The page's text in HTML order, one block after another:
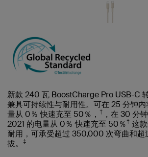
新款 240 瓦 BoostCharge Pro USB-C
兼具可持续性与耐用性。可在 25 分钟
量从 0％ 快速充至 50％， † ，在 30 分
2021 的电量从 0％ 快速充至 50％† 这
耐用，可承受超过 350,000 次弯曲和
拔。
‡